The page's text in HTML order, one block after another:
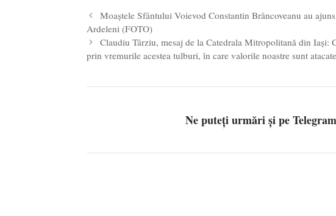
Moaştele Sfântului Voievod Constantin Brâncoveanu au
Ardeleni (FOTO)
Claudiu Târziu, mesaj de la Catedrala Mitropolitană din Iași:
prin vremurile acestea tulburi, în care valorile noastre sunt
Ne puteți urmări și pe